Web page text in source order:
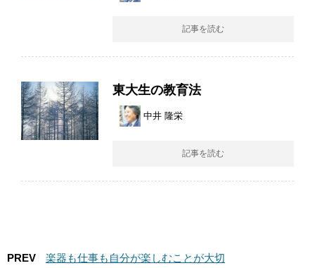
記事を読む
東大生の教育法
中井 隆栄
記事を読む
PREV
楽器も仕事も自分が楽しむことが大切